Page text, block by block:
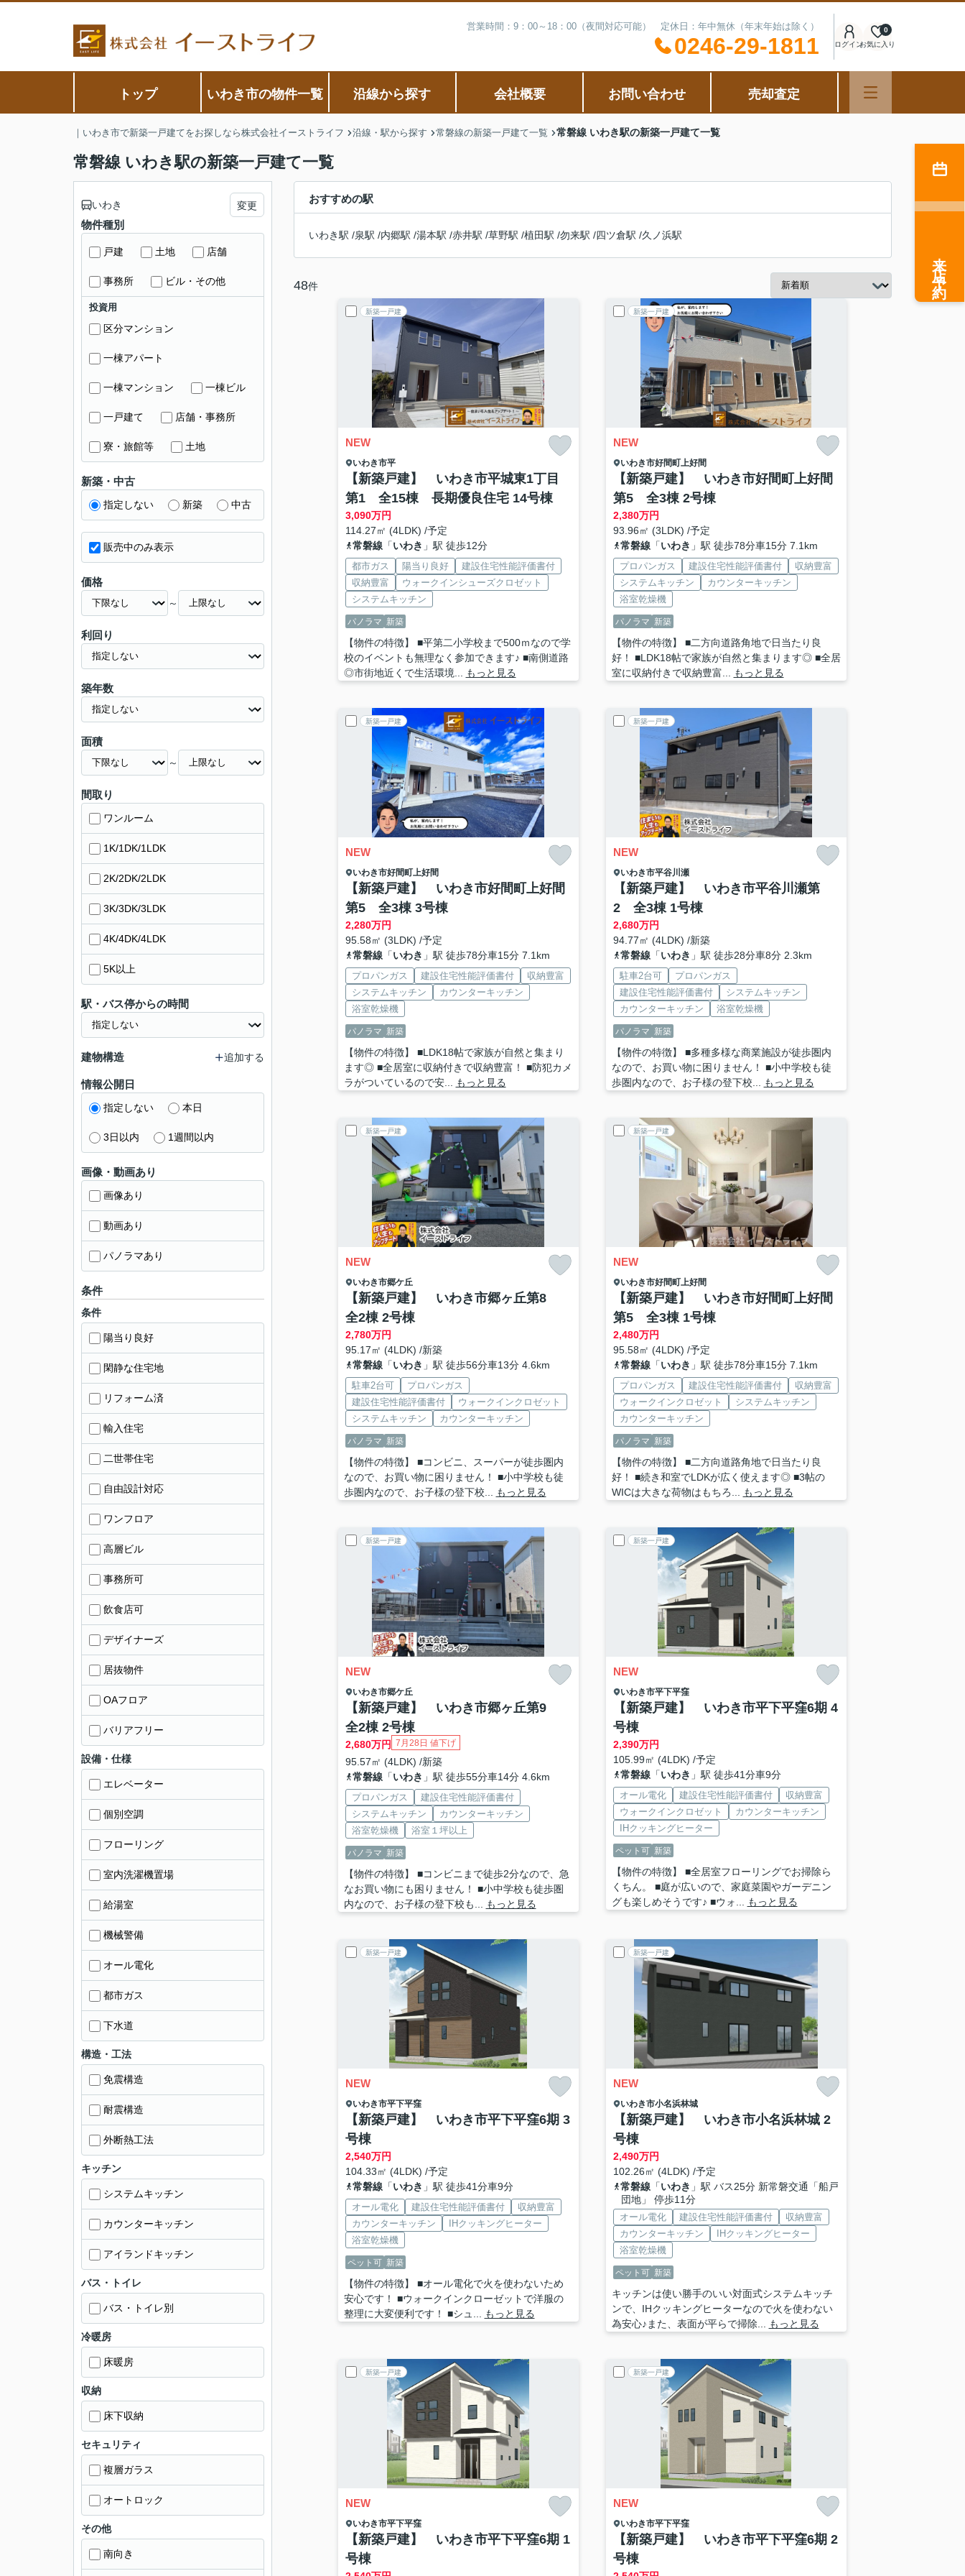
営業時間：9：00～18：00（夜間対応可能） 定休日：年中無休（年末年始は除く）
0246-29-1811 ログインお気に入り
0
トップ いわき市の物件一覧 沿線から探す 会社概要 お問い合わせ 売却査定
｜いわき市で新築一戸建てをお探しなら株式会社イーストライフ 沿線・駅から探す 常磐線の新築一戸建て一覧 常磐線 いわき駅の新築一戸建て一覧
常磐線 いわき駅の新築一戸建て一覧
おすすめの駅
いわき駅 /泉駅 /内郷駅 /湯本駅 /赤井駅 /草野駅 /植田駅 /勿来駅 /四ツ倉駅 /久ノ浜駅
48件
新築一戸建
NEW
いわき市平
【新築戸建】 いわき市平城東1丁目
第1 全15棟 長期優良住宅 14号棟
3,090万円
114.27㎡ (4LDK) /予定
常磐線「いわき 」駅 徒歩12分
都市ガス 陽当り良好
建設住宅性能評価書付
収納豊富
ウォークインシューズクロゼット
システムキッチン
パノラマ 新築
【物件の特徴】 ■平第二小学校まで500ｍなので学
校のイベントも無理なく参加できます♪ ■南側道路
◎市街地近くで生活環境...
もっと見る
新築一戸建
NEW
いわき市好間町上好間
【新築戸建】 いわき市好間町上好間
第5 全3棟 2号棟
2,380万円
93.96㎡ (3LDK) /予定
常磐線「いわき 」駅 徒歩78分車15分 7.1km
プロパンガス 建設住宅性能評価書付
収納豊富
システムキッチン
カウンターキッチン
浴室乾燥機
パノラマ 新築
【物件の特徴】 ■二方向道路角地で日当たり良
好！ ■LDK18帖で家族が自然と集まります◎ ■全居
室に収納付きで収納豊富...
もっと見る
新築一戸建
NEW
いわき市好間町上好間
【新築戸建】 いわき市好間町上好間
第5 全3棟 3号棟
2,280万円
95.58㎡ (3LDK) /予定
常磐線「いわき 」駅 徒歩78分車15分 7.1km
プロパンガス 建設住宅性能評価書付
収納豊富
システムキッチン
カウンターキッチン
浴室乾燥機
パノラマ 新築
【物件の特徴】 ■LDK18帖で家族が自然と集まり
ます◎ ■全居室に収納付きで収納豊富！ ■防犯カメ
ラがついているので安...
もっと見る
新築一戸建
NEW
いわき市平谷川瀬
【新築戸建】 いわき市平谷川瀬第
2 全3棟 1号棟
2,680万円
94.77㎡ (4LDK) /新築
常磐線「いわき 」駅 徒歩28分車8分 2.3km
駐車2台可
プロパンガス
建設住宅性能評価書付
システムキッチン
カウンターキッチン
浴室乾燥機
パノラマ 新築
【物件の特徴】 ■多種多様な商業施設が徒歩圏内
なので、お買い物に困りません！ ■小中学校も徒
歩圏内なので、お子様の登下校...
もっと見る
新築一戸建
NEW
いわき市郷ケ丘
【新築戸建】 いわき市郷ヶ丘第8
全2棟 2号棟
2,780万円
95.17㎡ (4LDK) /新築
常磐線「いわき 」駅 徒歩56分車13分 4.6km
駐車2台可
プロパンガス
建設住宅性能評価書付
ウォークインクロゼット
システムキッチン
カウンターキッチン
パノラマ 新築
【物件の特徴】 ■コンビニ、スーパーが徒歩圏内
なので、お買い物に困りません！ ■小中学校も徒
歩圏内なので、お子様の登下校...
もっと見る
新築一戸建
NEW
いわき市好間町上好間
【新築戸建】 いわき市好間町上好間
第5 全3棟 1号棟
2,480万円
95.58㎡ (4LDK) /予定
常磐線「いわき 」駅 徒歩78分車15分 7.1km
プロパンガス 建設住宅性能評価書付
収納豊富
ウォークインクロゼット
システムキッチン
カウンターキッチン
パノラマ 新築
【物件の特徴】 ■二方向道路角地で日当たり良
好！ ■続き和室でLDKが広く使えます◎ ■3帖の
WICは大きな荷物はもちろ...
もっと見る
新築一戸建
NEW
いわき市郷ケ丘
【新築戸建】 いわき市郷ヶ丘第9
全2棟 2号棟
2,680万円 7月28日 値下げ
95.57㎡ (4LDK) /新築
常磐線「いわき 」駅 徒歩55分車14分 4.6km
プロパンガス
建設住宅性能評価書付
システムキッチン
カウンターキッチン
浴室乾燥機
浴室１坪以上
パノラマ 新築
【物件の特徴】 ■コンビニまで徒歩2分なので、急
なお買い物にも困りません！ ■小中学校も徒歩圏
内なので、お子様の登下校も...
もっと見る
新築一戸建
NEW
いわき市平下平窪
【新築戸建】 いわき市平下平窪6期 4
号棟
2,390万円
105.99㎡ (4LDK) /予定
常磐線「いわき 」駅 徒歩41分車9分
オール電化 建設住宅性能評価書付
収納豊富
ウォークインクロゼット
カウンターキッチン
IHクッキングヒーター
ペット可 新築
【物件の特徴】 ■全居室フローリングでお掃除ら
くちん。 ■庭が広いので、家庭菜園やガーデニン
グも楽しめそうです♪ ■ウォ...
もっと見る
新築一戸建
NEW
いわき市平下平窪
【新築戸建】 いわき市平下平窪6期 3
号棟
2,540万円
104.33㎡ (4LDK) /予定
常磐線「いわき 」駅 徒歩41分車9分
オール電化 建設住宅性能評価書付
収納豊富
カウンターキッチン
IHクッキングヒーター
浴室乾燥機
ペット可 新築
【物件の特徴】 ■オール電化で火を使わないため
安心です！ ■ウォークインクローゼットで洋服の
整理に大変便利です！ ■シュ...
もっと見る
新築一戸建
NEW
いわき市小名浜林城
【新築戸建】 いわき市小名浜林城 2
号棟
2,490万円
102.26㎡ (4LDK) /予定
常磐線「いわき 」駅 バス25分 新常磐交通「船戸
団地」 停歩11分
オール電化 建設住宅性能評価書付
収納豊富
カウンターキッチン
IHクッキングヒーター
浴室乾燥機
ペット可 新築
キッチンは使い勝手のいい対面式システムキッチ
ンで、IHクッキングヒーターなので火を使わない
為安心♪また、表面が平らで掃除...
もっと見る
新築一戸建
NEW
いわき市平下平窪
【新築戸建】 いわき市平下平窪6期 1
号棟
新築一戸建
NEW
いわき市平下平窪
【新築戸建】 いわき市平下平窪6期 2
号棟
いわき 変更
物件種別
戸建 土地 店舗
事務所 ビル・その他
投資用
区分マンション
一棟アパート
一棟マンション 一棟ビル
一戸建て 店舗・事務所
寮・旅館等 土地
新築・中古
指定しない 新築 中古
販売中のみ表示
価格
～
利回り
築年数
面積
～
間取り
ワンルーム
1K/1DK/1LDK
2K/2DK/2LDK
3K/3DK/3LDK
4K/4DK/4LDK
5K以上
駅・バス停からの時間
建物構造 追加する
情報公開日
指定しない 本日
3日以内 1週間以内
画像・動画あり
画像あり
動画あり
パノラマあり
条件
条件
陽当り良好
閑静な住宅地
リフォーム済
輸入住宅
二世帯住宅
自由設計対応
ワンフロア
高層ビル
事務所可
飲食店可
デザイナーズ
居抜物件
OAフロア
バリアフリー
設備・仕様
エレベーター
個別空調
フローリング
室内洗濯機置場
給湯室
機械警備
オール電化
都市ガス
下水道
構造・工法
免震構造
耐震構造
外断熱工法
キッチン
システムキッチン
カウンターキッチン
アイランドキッチン
バス・トイレ
バス・トイレ別
冷暖房
床暖房
収納
床下収納
セキュリティ
複層ガラス
オートロック
その他
南向き
来店予約